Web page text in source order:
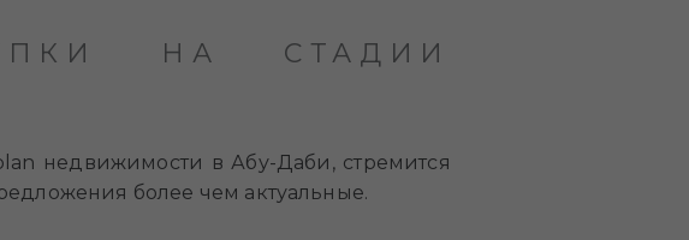
НА СТАДИИ
недвижимости в Абу-Даби, стремится
более чем актуальные.